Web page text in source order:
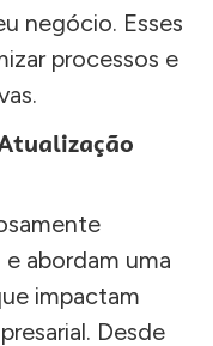
negócio. Esses
processos e
abordam uma
impactam
Desde